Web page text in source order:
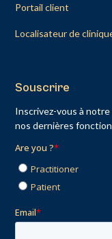
Portail client
Localisateur de
Souscrire
Inscrivez-vous à
nos dernières